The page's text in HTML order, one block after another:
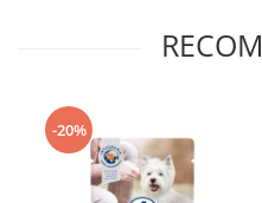
-20%